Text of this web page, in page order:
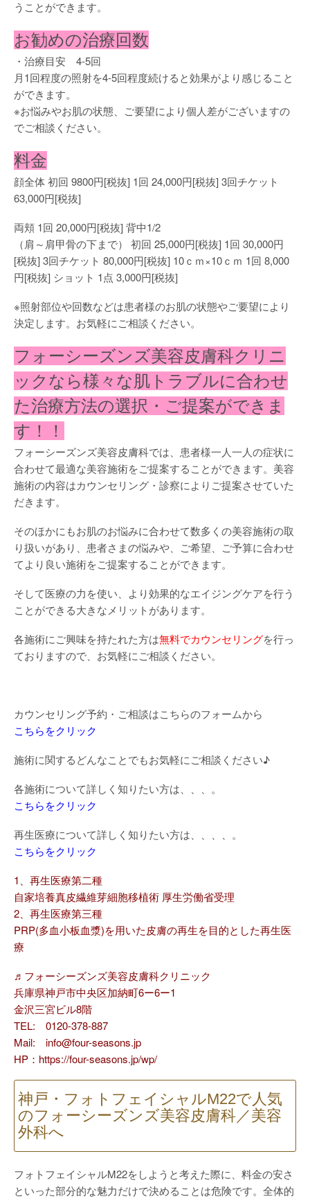
うことができます。
お勧めの治療回数
・治療目安 4-5回
月1回程度の照射を4-5回程度続けると効果がより感じること
ができます。
※お悩みやお肌の状態、ご要望により個人差がございますの
でご相談ください。
料金
顔全体 初回 9800円[税抜] 1回 24,000円[税抜] 3回チケット
63,000円[税抜]
両頬 1回 20,000円[税抜] 背中1/2
（肩～肩甲骨の下まで） 初回 25,000円[税抜] 1回 30,000円
[税抜] 3回チケット 80,000円[税抜] 10ｃｍ×10ｃｍ 1回 8,000
円[税抜] ショット 1点 3,000円[税抜]
※照射部位や回数などは患者様のお肌の状態やご要望により
決定します。お気軽にご相談ください。
フォーシーズンズ美容皮膚科クリニ
ックなら様々な肌トラブルに合わせ
た治療方法の選択・ご提案ができま
す！！
フォーシーズンズ美容皮膚科では、患者様一人一人の症状に
合わせて最適な美容施術をご提案することができます。美容
施術の内容はカウンセリング・診察によりご提案させていた
だきます。
そのほかにもお肌のお悩みに合わせて数多くの美容施術の取
り扱いがあり、患者さまの悩みや、ご希望、ご予算に合わせ
てより良い施術をご提案することができます。
そして医療の力を使い、より効果的なエイジングケアを行う
ことができる大きなメリットがあります。
各施術にご興味を持たれた方は無料でカウンセリングを行っ
ておりますので、お気軽にご相談ください。
カウンセリング予約・ご相談はこちらのフォームから
こちらをクリック
施術に関するどんなことでもお気軽にご相談ください♪
各施術について詳しく知りたい方は、、、。
こちらをクリック
再生医療について詳しく知りたい方は、、、、。
こちらをクリック
1、再生医療第二種
自家培養真皮繊維芽細胞移植術 厚生労働省受理
2、再生医療第三種
PRP(多血小板血漿)を用いた皮膚の再生を目的とした再生医
療
♬フォーシーズンズ美容皮膚科クリニック
兵庫県神戸市中央区加納町6ー6ー1
金沢三宮ビル8階
TEL: 0120-378-887
Mail: info@four-seasons.jp
HP：https://four-seasons.jp/wp/
神戸・フォトフェイシャルM22で人気
のフォーシーズンズ美容皮膚科／美容
外科へ
フォトフェイシャルM22をしようと考えた際に、料金の安さ
といった部分的な魅力だけで決めることは危険です。全体的